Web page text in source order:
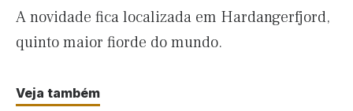
A novidade fica localizada em Hardangerfjord,
quinto maior fiorde do mundo.
Veja também